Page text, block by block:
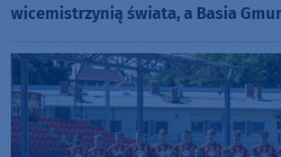
wicemistrzynią świata, a Basia